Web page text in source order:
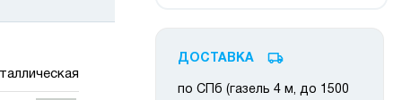
ДОСТАВКА
по СПб (газель 4 м, до 1500